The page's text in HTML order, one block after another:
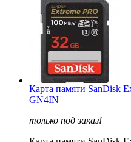
Карта памяти SanDisk
GN4IN
только под заказ!